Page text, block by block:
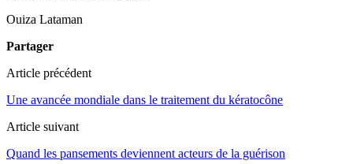
Ouiza Lataman
Partager
Article précédent
Une avancée mondiale dans le traitement du kératocône
Article suivant
Quand les pansements deviennent acteurs de la guérison